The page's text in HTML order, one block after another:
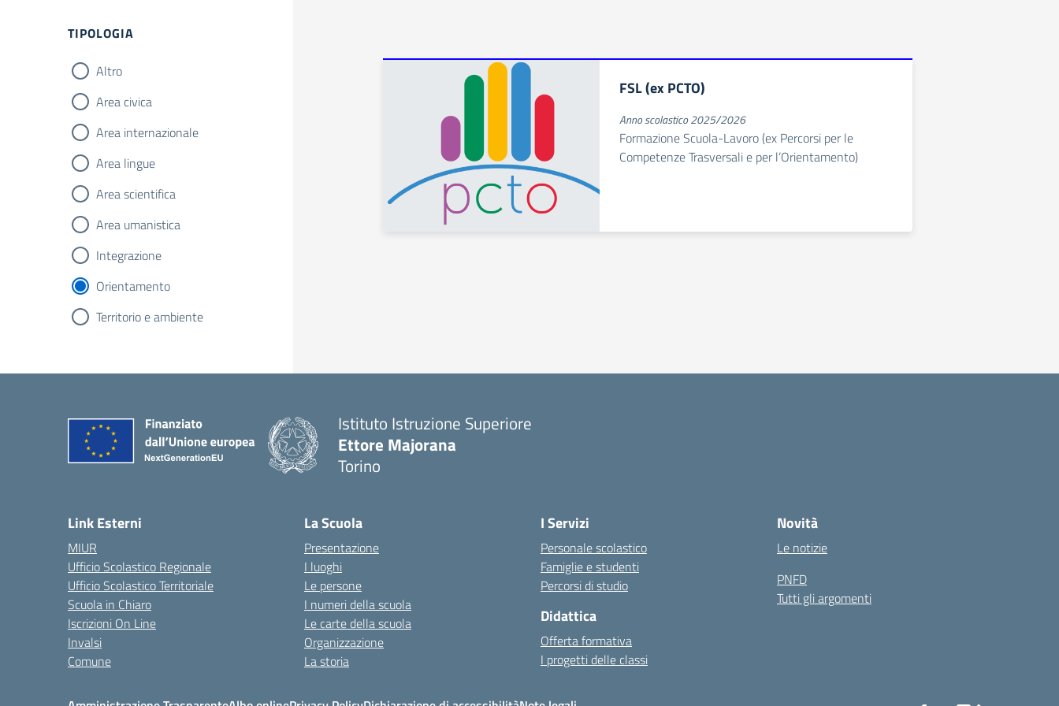
TIPOLOGIA
Altro
Area civica
Area internazionale
Area lingue
Area scientifica
Area umanistica
Integrazione
Orientamento
Territorio e ambiente
FSL (ex PCTO)
Anno scolastico 2025/2026
Formazione Scuola-Lavoro (ex Percorsi per le
Competenze Trasversali e per l’Orientamento)
Istituto Istruzione Superiore
Ettore Majorana
Torino
Link Esterni
MIUR
Ufficio Scolastico Regionale
Ufficio Scolastico Territoriale
Scuola in Chiaro
Iscrizioni On Line
Invalsi
Comune
La Scuola
Presentazione
I luoghi
Le persone
I numeri della scuola
Le carte della scuola
Organizzazione
La storia
I Servizi
Personale scolastico
Famiglie e studenti
Percorsi di studio
Didattica
Offerta formativa
I progetti delle classi
Novità
Le notizie
PNFD
Tutti gli argomenti